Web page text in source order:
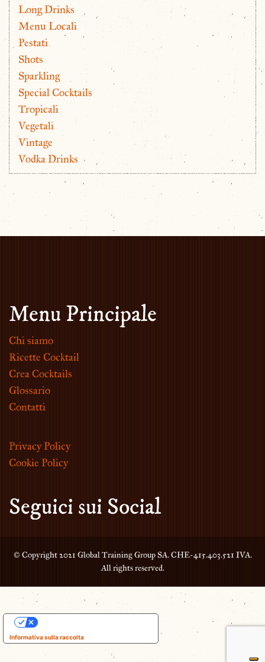
Long Drinks
Menu Locali
Pestati
Shots
Sparkling
Special Cocktails
Tropicali
Vegetali
Vintage
Vodka Drinks
Menu Principale
Chi siamo
Ricette Cocktail
Crea Cocktails
Glossario
Contatti
Privacy Policy
Cookie Policy
Seguici sui Social
© Copyright 2021 Global Training Group SA. CHE-415.403.521 IVA.
All rights reserved.
Informativa sulla raccolta